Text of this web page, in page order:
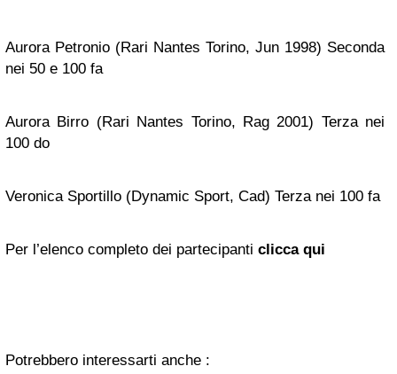
Aurora Petronio (Rari Nantes Torino, Jun 1998) Seconda
nei 50 e 100 fa
Aurora Birro (Rari Nantes Torino, Rag 2001) Terza nei
100 do
Veronica Sportillo (Dynamic Sport, Cad) Terza nei 100 fa
Per l’elenco completo dei partecipanti clicca qui
Potrebbero interessarti anche :